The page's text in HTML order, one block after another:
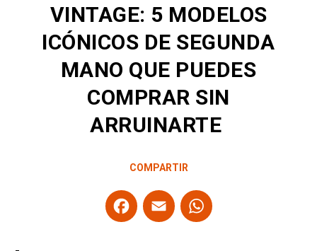
VINTAGE: 5 MODELOS
ICÓNICOS DE SEGUNDA
MANO QUE PUEDES
COMPRAR SIN
ARRUINARTE
COMPARTIR
F
a
E
m
W